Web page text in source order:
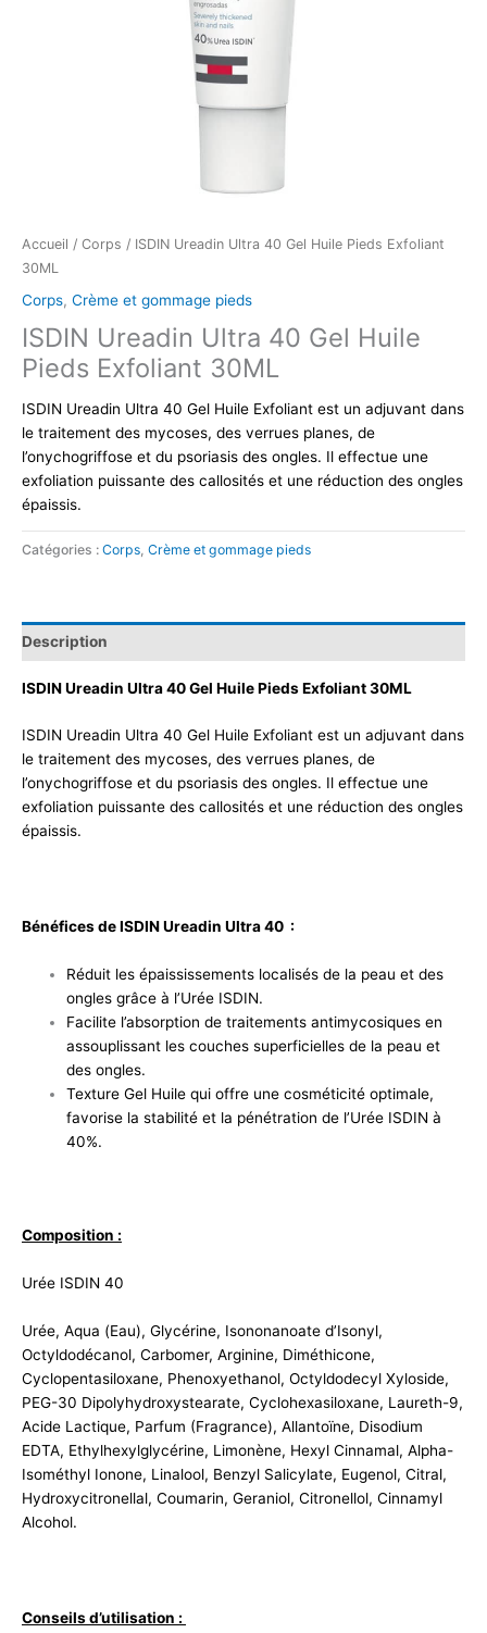
Accueil / Corps / ISDIN Ureadin Ultra 40 Gel Huile Pieds Exfoliant
30ML
Corps, Crème et gommage pieds
ISDIN Ureadin Ultra 40 Gel Huile
Pieds Exfoliant 30ML
ISDIN Ureadin Ultra 40 Gel Huile Exfoliant est un adjuvant dans
le traitement des mycoses, des verrues planes, de
l’onychogriffose et du psoriasis des ongles. Il effectue une
exfoliation puissante des callosités et une réduction des ongles
épaissis.
Catégories : Corps, Crème et gommage pieds
Description
ISDIN Ureadin Ultra 40 Gel Huile Pieds Exfoliant 30ML
ISDIN Ureadin Ultra 40 Gel Huile Exfoliant est un adjuvant dans
le traitement des mycoses, des verrues planes, de
l’onychogriffose et du psoriasis des ongles. Il effectue une
exfoliation puissante des callosités et une réduction des ongles
épaissis.
Bénéfices deISDIN Ureadin Ultra 40 :
Réduit les épaississements localisés de la peau et des
ongles grâce à l’Urée ISDIN.
Facilite l’absorption de traitements antimycosiques en
assouplissant les couches superficielles de la peau et
des ongles.
Texture Gel Huile qui offre une cosméticité optimale,
favorise la stabilité et la pénétration de l’Urée ISDIN à
40%.
Composition :
Urée ISDIN 40
Urée, Aqua (Eau), Glycérine, Isononanoate d’Isonyl,
Octyldodécanol, Carbomer, Arginine, Diméthicone,
Cyclopentasiloxane, Phenoxyethanol, Octyldodecyl Xyloside,
PEG-30 Dipolyhydroxystearate, Cyclohexasiloxane, Laureth-9,
Acide Lactique, Parfum (Fragrance), Allantoïne, Disodium
EDTA, Ethylhexylglycérine, Limonène, Hexyl Cinnamal, Alpha-
Isométhyl Ionone, Linalool, Benzyl Salicylate, Eugenol, Citral,
Hydroxycitronellal, Coumarin, Geraniol, Citronellol, Cinnamyl
Alcohol.
Conseils d’utilisation :